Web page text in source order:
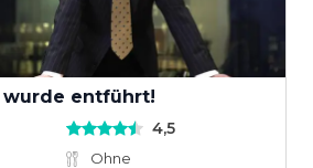
wurde entführt!
4,5
Ohne